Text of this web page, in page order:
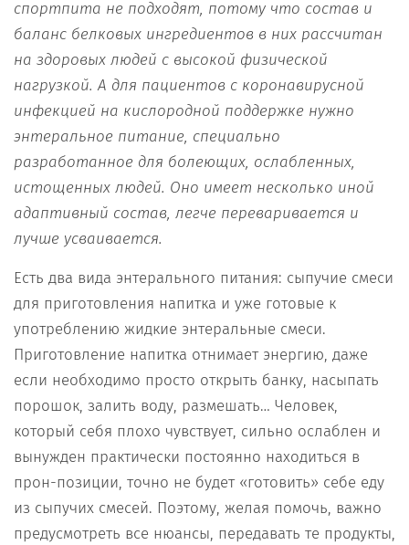
спортпита не подходят, потому что состав и
баланс белковых ингредиентов в них рассчитан
на здоровых людей с высокой физической
нагрузкой. А для пациентов с коронавирусной
инфекцией на кислородной поддержке нужно
энтеральное питание, специально
разработанное для болеющих, ослабленных,
истощенных людей. Оно имеет несколько иной
адаптивный состав, легче переваривается и
лучше усваивается.
Есть два вида энтерального питания: сыпучие смеси
для приготовления напитка и уже готовые к
употреблению жидкие энтеральные смеси.
Приготовление напитка отнимает энергию, даже
если необходимо просто открыть банку, насыпать
порошок, залить воду, размешать… Человек,
который себя плохо чувствует, сильно ослаблен и
вынужден практически постоянно находиться в
прон-позиции, точно не будет «готовить» себе еду
из сыпучих смесей. Поэтому, желая помочь, важно
предусмотреть все нюансы, передавать те продукты,